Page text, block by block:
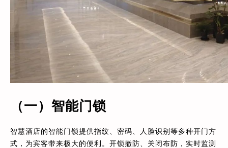
（一）智能门锁
智慧酒店的智能门锁提供指纹、密码、人脸识别等多种开门方
式，为宾客带来极大的便利。开锁撤防、关闭布防，实时监测